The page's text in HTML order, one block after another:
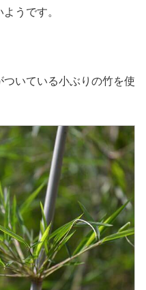
うです。
いている小ぶりの竹を使